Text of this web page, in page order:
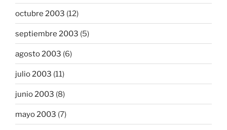
octubre 2003 (12)
septiembre 2003 (5)
agosto 2003 (6)
julio 2003 (11)
junio 2003 (8)
mayo 2003 (7)